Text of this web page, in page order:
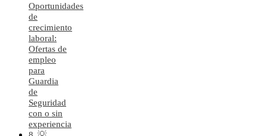
Oportunidades
de
crecimiento
laboral:
Ofertas de
empleo
para
Guardia
de
Seguridad
con o sin
experiencia